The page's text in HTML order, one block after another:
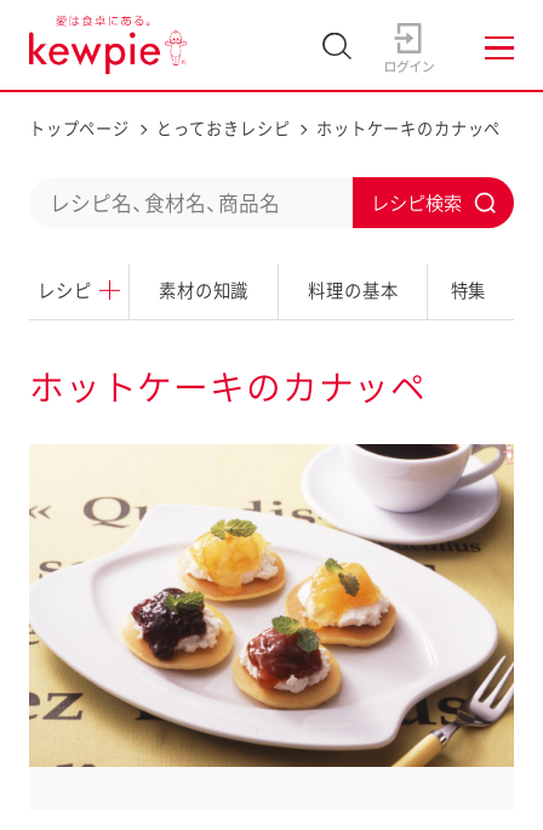
トップページ とっておきレシピ ホットケーキのカナッペ
レシピ 素材の知識 料理の基本 特集
d
c
s
r
h
b
t
ホットケーキのカナッペ